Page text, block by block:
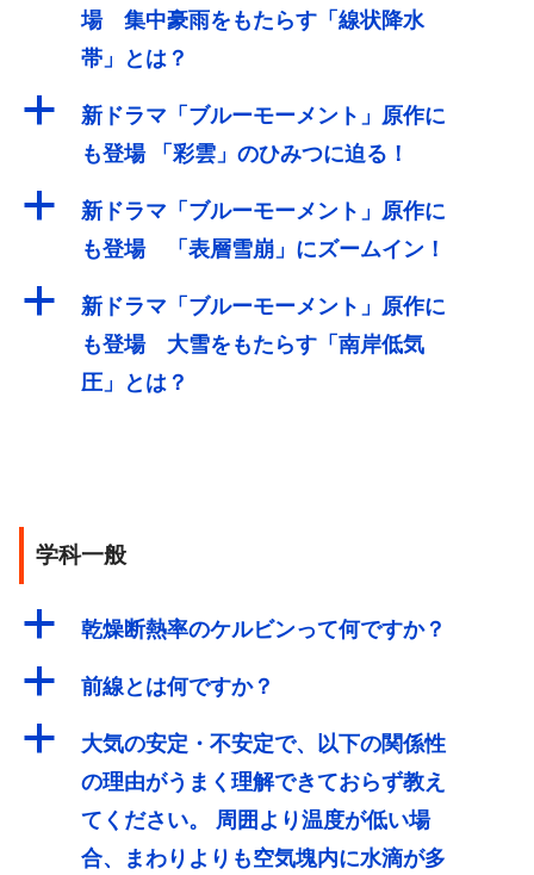
場 集中豪雨をもたらす「線状降水
帯」とは？
a
新ドラマ「ブルーモーメント」原作に
も登場 「彩雲」のひみつに迫る！
a
新ドラマ「ブルーモーメント」原作に
も登場 「表層雪崩」にズームイン！
a
新ドラマ「ブルーモーメント」原作に
も登場 大雪をもたらす「南岸低気
圧」とは？
学科一般
a 乾燥断熱率のケルビンって何ですか？
a 前線とは何ですか？
a
大気の安定・不安定で、以下の関係性
の理由がうまく理解できておらず教え
てください。 周囲より温度が低い場
合、まわりよりも空気塊内に水滴が多